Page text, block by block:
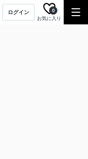
ログイン
お気に入り
0